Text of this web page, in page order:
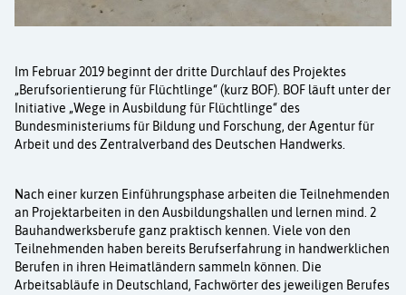
Im Februar 2019 beginnt der dritte Durchlauf des Projektes
„Berufsorientierung für Flüchtlinge“ (kurz BOF). BOF läuft unter der
Initiative „Wege in Ausbildung für Flüchtlinge“ des
Bundesministeriums für Bildung und Forschung, der Agentur für
Arbeit und des Zentralverband des Deutschen Handwerks.
Nach einer kurzen Einführungsphase arbeiten die Teilnehmenden
an Projektarbeiten in den Ausbildungshallen und lernen mind. 2
Bauhandwerksberufe ganz praktisch kennen. Viele von den
Teilnehmenden haben bereits Berufserfahrung in handwerklichen
Berufen in ihren Heimatländern sammeln können. Die
Arbeitsabläufe in Deutschland, Fachwörter des jeweiligen Berufes